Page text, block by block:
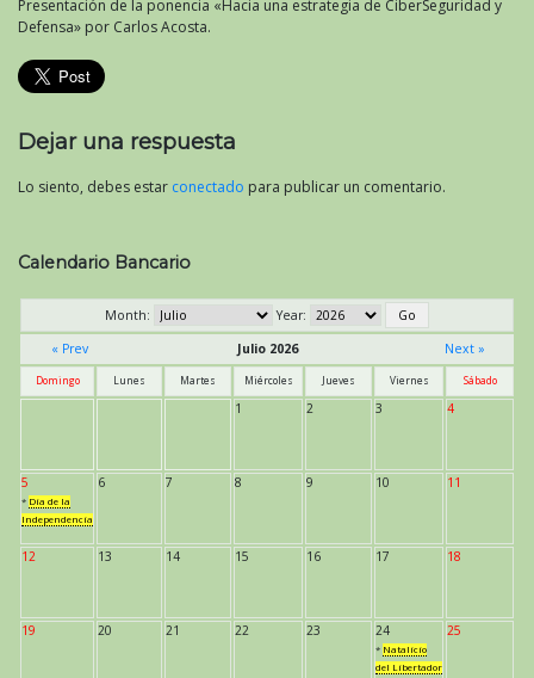
Presentación de la ponencia «Hacia una estrategia de CiberSeguridad y
Defensa» por Carlos Acosta.
Dejar una respuesta
Lo siento, debes estar conectado para publicar un comentario.
Calendario Bancario
Month:
Year:
« Prev
Julio 2026 Next »
Domingo Lunes Martes Miércoles Jueves Viernes Sábado
1 2 3 4
5
* Día de la
Independencia
6 7 8 9 10 11
12 13 14 15 16 17 18
19 20 21 22 23 24
* Natalicio
del Libertador
25